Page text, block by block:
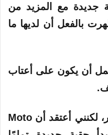
جديدة مع المزيد من
بالفعل أن لديها ما
أن يكون على أعتاب
آمل ألا أبالغ في تقدير الأمر، لكنني أعتقد أن Moto